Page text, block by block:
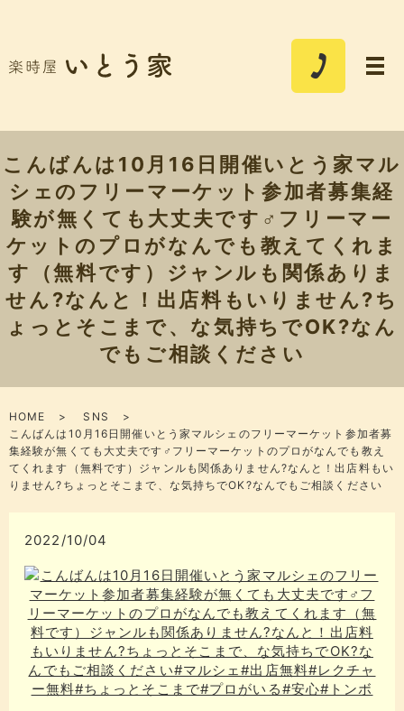
こんばんは10月16日開催いとう家マル
シェのフリーマーケット参加者募集経
験が無くても大丈夫です‍♂️フリーマー
ケットのプロがなんでも教えてくれま
す（無料です）ジャンルも関係ありま
せん?なんと！出店料もいりません?ち
ょっとそこまで、な気持ちでOK?なん
でもご相談ください
HOME
SNS
こんばんは10月16日開催いとう家マルシェのフリーマーケット参加者募
集経験が無くても大丈夫です‍♂️フリーマーケットのプロがなんでも教え
てくれます（無料です）ジャンルも関係ありません?なんと！出店料もい
りません?ちょっとそこまで、な気持ちでOK?なんでもご相談ください
2022/10/04